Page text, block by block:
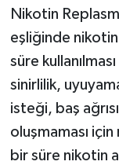
Nikotin
eşliğinde nikotin
süre
sinirlilik,
isteği, baş
oluşmaması için
bir süre nikotin